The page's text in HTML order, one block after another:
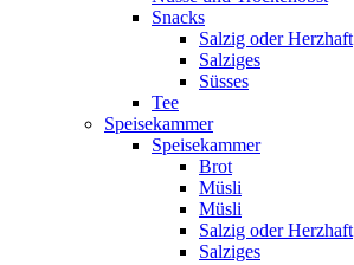
Snacks
Salzig oder Herzhaft
Salziges
Süsses
Tee
Speisekammer
Speisekammer
Brot
Müsli
Müsli
Salzig oder Herzhaft
Salziges